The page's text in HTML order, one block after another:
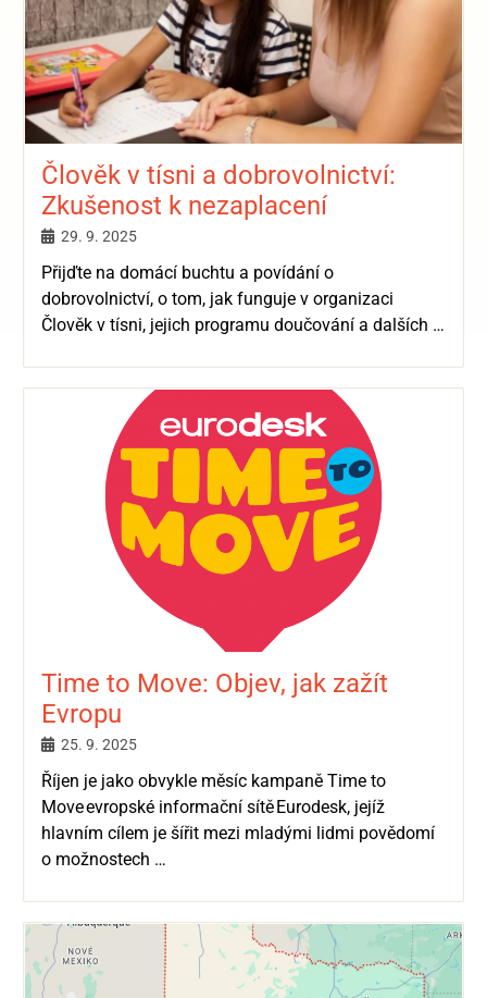
Člověk v tísni a dobrovolnictví:
Zkušenost k nezaplacení
29. 9. 2025
Přijďte na domácí buchtu a povídání o
dobrovolnictví, o tom, jak funguje v organizaci
Člověk v tísni, jejich programu doučování a dalších …
Time to Move: Objev, jak zažít
Evropu
25. 9. 2025
Říjen je jako obvykle měsíc kampaně Time to
Move evropské informační sítě Eurodesk, jejíž
hlavním cílem je šířit mezi mladými lidmi povědomí
o možnostech …